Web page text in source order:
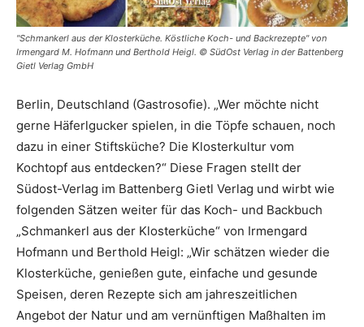
"Schmankerl aus der Klosterküche. Köstliche Koch- und Backrezepte" von
Irmengard M. Hofmann und Berthold Heigl. © SüdOst Verlag in der Battenberg
Gietl Verlag GmbH
Berlin, Deutschland (Gastrosofie). „Wer möchte nicht
gerne Häferlgucker spielen, in die Töpfe schauen, noch
dazu in einer Stiftsküche? Die Klosterkultur vom
Kochtopf aus entdecken?“ Diese Fragen stellt der
Südost-Verlag im Battenberg Gietl Verlag und wirbt wie
folgenden Sätzen weiter für das Koch- und Backbuch
„Schmankerl aus der Klosterküche“ von Irmengard
Hofmann und Berthold Heigl: „Wir schätzen wieder die
Klosterküche, genießen gute, einfache und gesunde
Speisen, deren Rezepte sich am jahreszeitlichen
Angebot der Natur und am vernünftigen Maßhalten im